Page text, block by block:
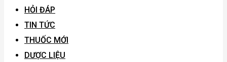
HỎI ĐÁP
TIN TỨC
THUỐC MỚI
DƯỢC LIỆU